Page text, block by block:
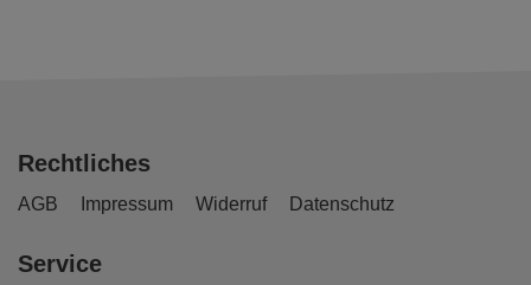
Rechtliches
AGB Impressum Widerruf Datenschutz
Service